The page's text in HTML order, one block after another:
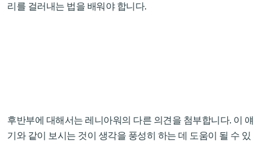
리를 걸러내는 법을 배워야 합니다.
후반부에 대해서는 레니아워의 다른 의견을 첨부합니다. 이 얘
기와 같이 보시는 것이 생각을 풍성히 하는 데 도움이 될 수 있